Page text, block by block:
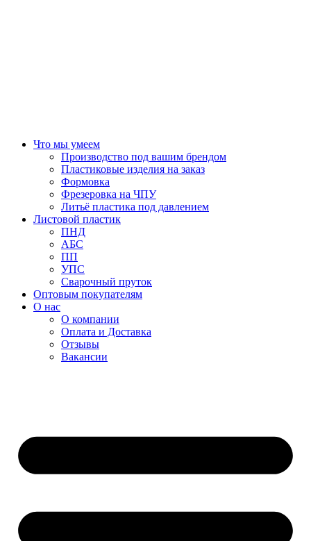
Что мы умеем
Производство под вашим брендом
Пластиковые изделия на заказ
Формовка
Фрезеровка на ЧПУ
Литьё пластика под давлением
Листовой пластик
ПНД
АБС
ПП
УПС
Сварочный пруток
Оптовым покупателям
О нас
О компании
Оплата и Доставка
Отзывы
Вакансии